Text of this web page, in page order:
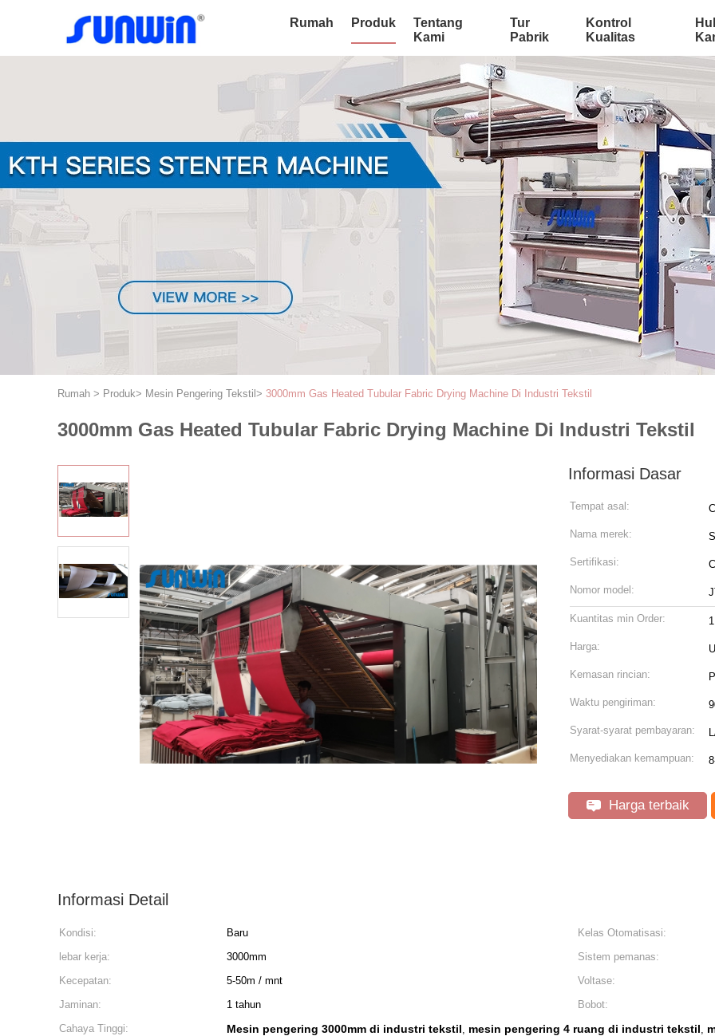
Rumah Produk
Tentang
Kami
Tur
Pabrik
Kontrol
Kualitas
Rumah > Produk> Mesin Pengering Tekstil > 3000mm Gas Heated Tubular Fabric Drying Machine Di Industri Tekstil
3000mm Gas Heated Tubular Fabric Drying Machine Di Industri Tekstil
Informasi Dasar
Tempat asal:
Nama merek:
Sertifikasi:
Nomor model:
Kuantitas min Order:
Harga:
Kemasan rincian:
Waktu pengiriman:
Syarat-syarat pembayaran:
Menyediakan kemampuan:
Harga terbaik
Informasi Detail
Kondisi: Baru Kelas Otomatisasi:
lebar kerja:
3000mm Sistem pemanas:
Kecepatan:
5-50m / mnt Voltase:
Jaminan:
1 tahun Bobot:
Cahaya Tinggi:
Mesin pengering 3000mm di industri tekstil, mesin pengering 4 ruang di industri tekstil,